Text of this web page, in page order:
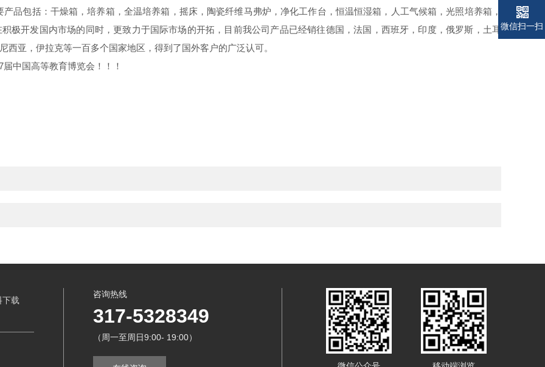
包括：干燥箱，培养箱，全温培养箱，摇床，陶瓷纤维马弗炉，净化工作台，恒温恒湿箱，人工气候箱，光照培养箱，
极开发国内市场的同时，更致力于国际市场的开拓，目前我公司产品已经销往德国，法国，西班牙，印度，俄罗斯，土耳
亚，伊拉克等一百多个国家地区，得到了国外客户的广泛认可。
国高等教育博览会！！！
下载
咨询热线
317-5328349
（周一至周日9:00- 19:00）
电话
电话
微信扫一扫